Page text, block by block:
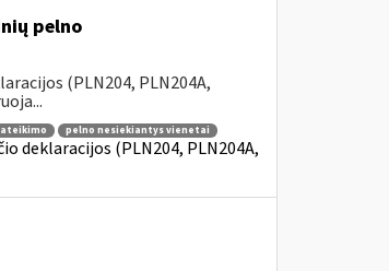
pelno
(PLN204, PLN204A,
pelno nesiekiantys vienetai
deklaracijos (PLN204, PLN204A,